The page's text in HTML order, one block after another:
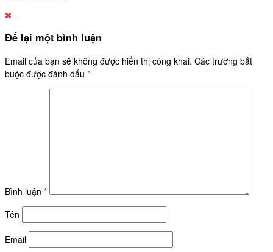
Để lại một bình luận
Email của bạn sẽ không được hiển thị công khai. Các trường bắt
buộc được đánh dấu *
Bình luận *
Tên
Email